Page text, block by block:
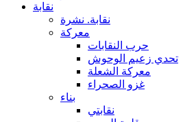
نقابة
نقابة. نشرة
معركة
حرب النقابات
تحدي زعيم الوحوش
معركة الشعلة
غزو الصحراء
بناء
نقابتي